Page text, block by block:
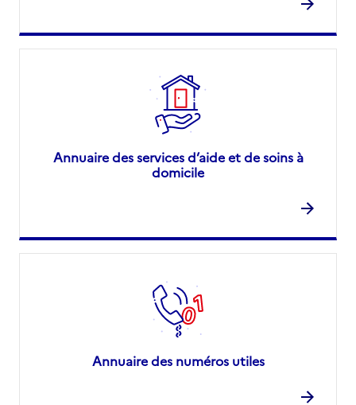
Annuaire des services d’aide et de soins à
domicile
Annuaire des numéros utiles